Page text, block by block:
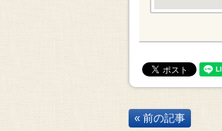
« 前の記事